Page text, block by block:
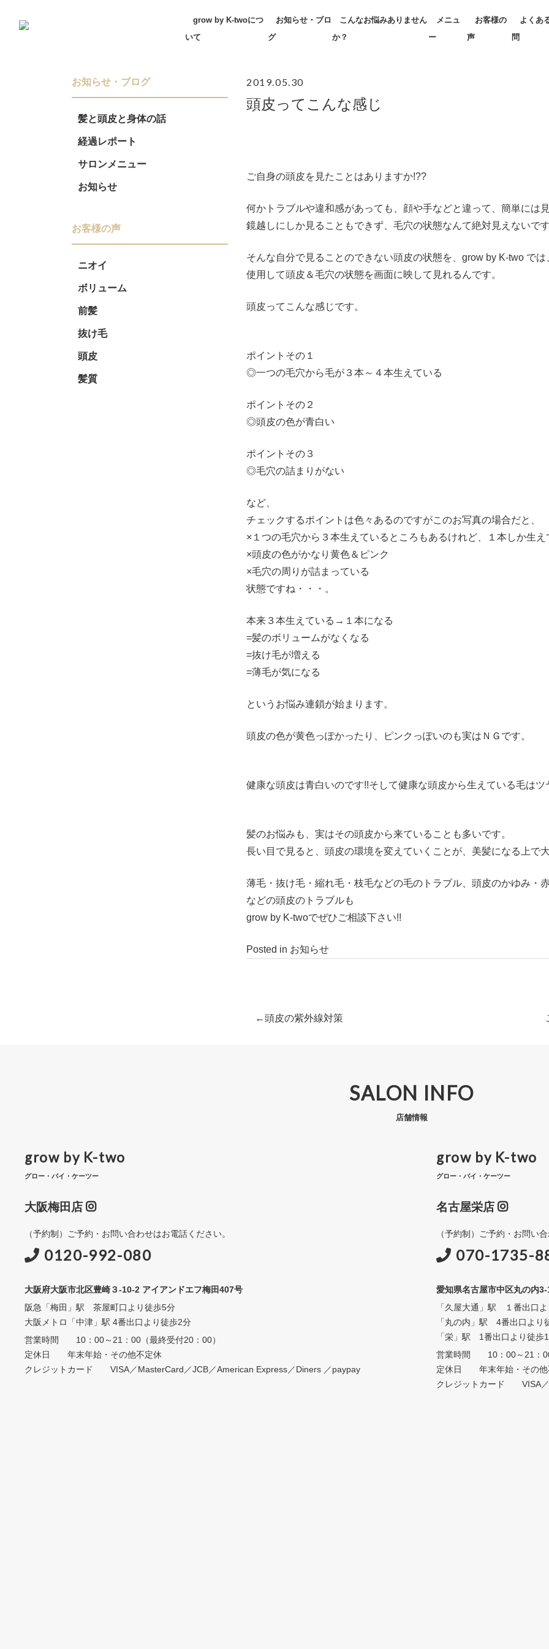
grow by K-twoにつ
いて
お知らせ・ブロ
グ
こんなお悩みありません
か？
メニュ
ー
お客様の
声
よくあ
問
2019.05.30
頭皮ってこんな感じ
ご自身の頭皮を見たことはありますか!??
何かトラブルや違和感があっても、顔や手などと違って、簡単には
鏡越しにしか見ることもできず、毛穴の状態なんて絶対見えないです
そんな自分で見ることのできない頭皮の状態を、grow by K-two で
使用して頭皮＆毛穴の状態を画面に映して見れるんです。
頭皮ってこんな感じです。
ポイントその１
◎一つの毛穴から毛が３本～４本生えている
ポイントその２
◎頭皮の色が青白い
ポイントその３
◎毛穴の詰まりがない
など、
チェックするポイントは色々あるのですがこのお写真の場合だと、
×１つの毛穴から３本生えているところもあるけれど、１本しか生え
×頭皮の色がかなり黄色＆ピンク
×毛穴の周りが詰まっている
状態ですね・・・。
本来３本生えている→１本になる
=髪のボリュームがなくなる
=抜け毛が増える
=薄毛が気になる
というお悩み連鎖が始まります。
頭皮の色が黄色っぽかったり、ピンクっぽいのも実はＮＧです。
健康な頭皮は青白いのです!!そして健康な頭皮から生えている毛はツ
髪のお悩みも、実はその頭皮から来ていることも多いです。
長い目で見ると、頭皮の環境を変えていくことが、美髪になる上で
薄毛・抜け毛・縮れ毛・枝毛などの毛のトラブル、頭皮のかゆみ・
などの頭皮のトラブルも
grow by K-twoでぜひご相談下さい!!
Posted in お知らせ
頭皮の紫外線対策
お知らせ・ブログ
髪と頭皮と身体の話
経過レポート
サロンメニュー
お知らせ
お客様の声
ニオイ
ボリューム
前髪
抜け毛
頭皮
髪質
SALON INFO
店舗情報
grow by K-two
グロー・バイ・ケーツー
大阪梅田店
（予約制）ご予約・お問い合わせはお電話ください。
0120-992-080
大阪府大阪市北区豊崎３-10-2 アイアンドエフ梅田407号
阪急「梅田」駅 茶屋町口より徒歩5分
大阪メトロ「中津」駅 4番出口より徒歩2分
営業時間 10：00～21：00（最終受付20：00）
定休日 年末年始・その他不定休
クレジットカード VISA／MasterCard／JCB／American Express／Diners ／paypay
grow by K-two
グロー・バイ・ケーツー
名古屋栄店
（予約制）ご予約・お問い
070-1735-
愛知県名古屋市中区丸の内
「久屋大通」駅 １番出口
「丸の内」駅 4番出口より
「栄」駅 1番出口より徒歩
営業時間 10：00～21：00
定休日 年末年始・その他
クレジットカード VISA／